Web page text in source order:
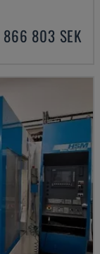
866 803 SEK